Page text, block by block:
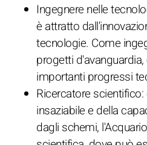
Ingegnere nelle
è attratto
tecnologie. Come
progetti
importanti progressi
Ricercatore
insaziabile e della
dagli schemi,